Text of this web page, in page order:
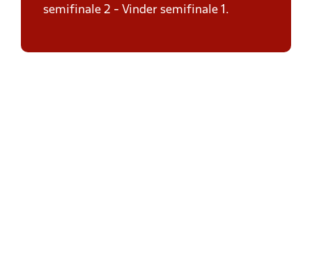
semifinale 2 - Vinder semifinale 1.